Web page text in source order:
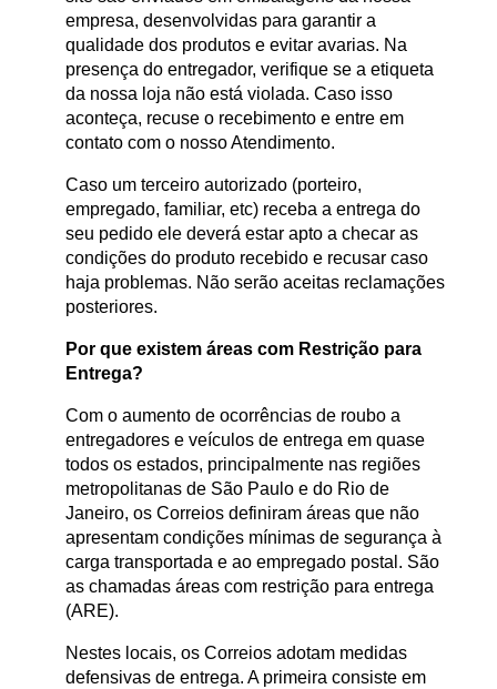
empresa, desenvolvidas para garantir a
qualidade dos produtos e evitar avarias. Na
presença do entregador, verifique se a etiqueta
da nossa loja não está violada. Caso isso
aconteça, recuse o recebimento e entre em
contato com o nosso Atendimento.
Caso um terceiro autorizado (porteiro,
empregado, familiar, etc) receba a entrega do
seu pedido ele deverá estar apto a checar as
condições do produto recebido e recusar caso
haja problemas. Não serão aceitas reclamações
posteriores.
Por que existem áreas com Restrição para
Entrega?
Com o aumento de ocorrências de roubo a
entregadores e veículos de entrega em quase
todos os estados, principalmente nas regiões
metropolitanas de São Paulo e do Rio de
Janeiro, os Correios definiram áreas que não
apresentam condições mínimas de segurança à
carga transportada e ao empregado postal. São
as chamadas áreas com restrição para entrega
(ARE).
Nestes locais, os Correios adotam medidas
defensivas de entrega. A primeira consiste em